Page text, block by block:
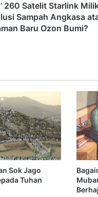
260 Satelit Starlink
Sampah Angkasa
Baru Ozon Bumi?
Sok Jago
Tuhan